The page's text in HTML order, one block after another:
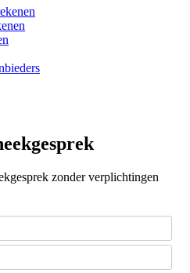
zonder verplichtingen